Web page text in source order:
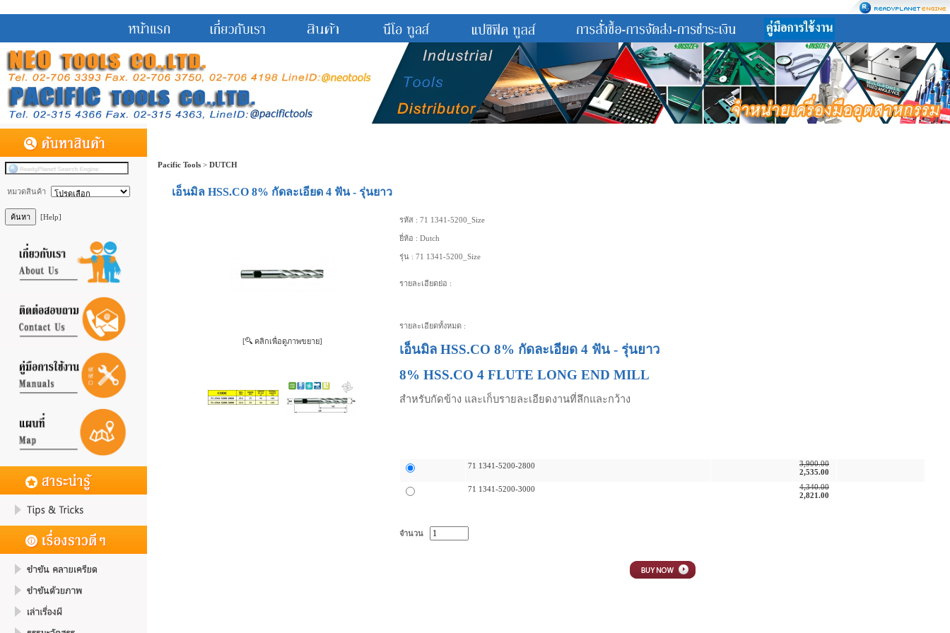
หมวดสินค้า
[Help]
Pacific Tools > DUTCH
เอ็นมิล HSS.CO 8% กัดละเอียด 4 ฟัน - รุ่นยาว
[ คลิกเพื่อดูภาพขยาย]
รหัส : 71 1341-5200_Size
ยี่ห้อ : Dutch
รุ่น : 71 1341-5200_Size
รายละเอียดย่อ :
รายละเอียดทั้งหมด :
เอ็นมิล HSS.CO 8% กัดละเอียด 4 ฟัน - รุ่นยาว
8% HSS.CO 4 FLUTE LONG END MILL
สำหรับกัดข้าง และเก็บรายละเอียดงานที่ลึกและกว้าง
71 1341-5200-2800
3,900.00
2,535.00
71 1341-5200-3000
4,340.00
2,821.00
จำนวน